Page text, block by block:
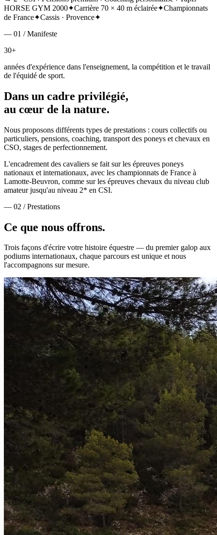
HORSE GYM 2000✦Carrière 70 × 40 m éclairée✦Championnats
de France✦Cassis · Provence✦
— 01 / Manifeste
30+
années d'expérience dans l'enseignement, la compétition et le travail
de l'équidé de sport.
Dans un cadre privilégié,
au cœur de la nature.
Nous proposons différents types de prestations : cours collectifs ou
particuliers, pensions, coaching, transport des poneys et chevaux en
CSO, stages de perfectionnement.
L'encadrement des cavaliers se fait sur les épreuves poneys
nationaux et internationaux, avec les championnats de France à
Lamotte-Beuvron, comme sur les épreuves chevaux du niveau club
amateur jusqu'au niveau 2* en CSI.
— 02 / Prestations
Ce que nous offrons.
Trois façons d'écrire votre histoire équestre — du premier galop aux
podiums internationaux, chaque parcours est unique et nous
l'accompagnons sur mesure.